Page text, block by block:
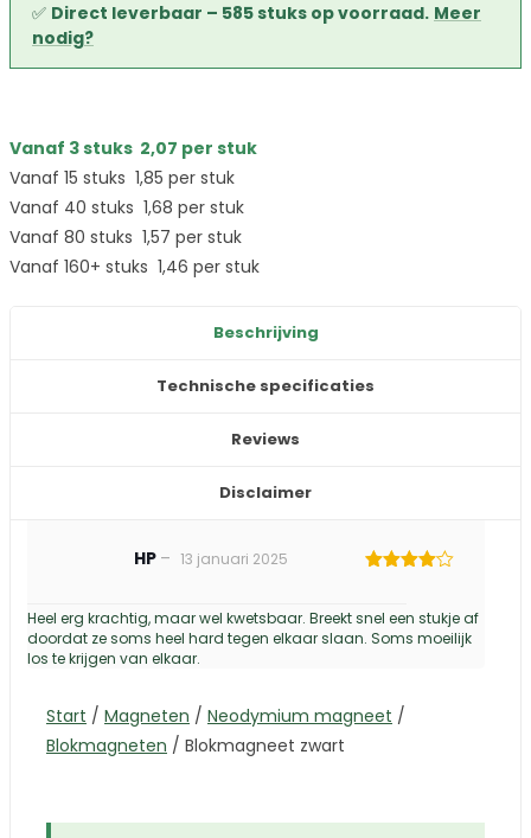
✅ Direct leverbaar – 585 stuks op voorraad. Meer
nodig?
Vanaf 3 stuks 2,07 per stuk
Vanaf 15 stuks 1,85 per stuk
Vanaf 40 stuks 1,68 per stuk
Vanaf 80 stuks 1,57 per stuk
Vanaf 160+ stuks 1,46 per stuk
Beschrijving
Technische specificaties
Reviews
Disclaimer
HP – 13 januari 2025
Heel erg krachtig, maar wel kwetsbaar. Breekt snel een stukje af
doordat ze soms heel hard tegen elkaar slaan. Soms moeilijk
los te krijgen van elkaar.
Start / Magneten / Neodymium magneet /
Blokmagneten / Blokmagneet zwart